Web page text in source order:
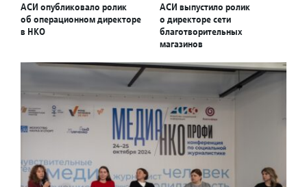
АСИ опубликовало ролик
об операционном директоре
в НКО
АСИ выпустило ролик
о директоре сети
благотворительных
магазинов